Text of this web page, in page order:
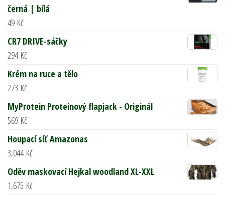
černá | bílá
49 Kč
CR7 DRIVE-sáčky
294 Kč
Krém na ruce a tělo
273 Kč
MyProtein Proteinový flapjack - Originál
569 Kč
Houpací síť Amazonas
3,044 Kč
Oděv maskovací Hejkal woodland XL-XXL
1,675 Kč